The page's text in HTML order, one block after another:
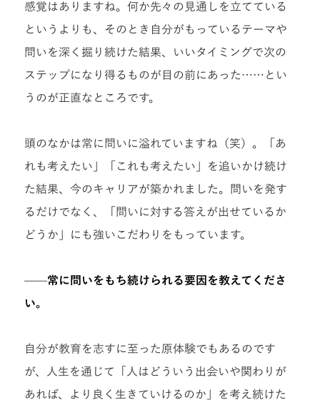
感覚はありますね。何か先々の見通しを立てている
というよりも、そのとき自分がもっているテーマや
問いを深く掘り続けた結果、いいタイミングで次の
ステップになり得るものが目の前にあった……とい
うのが正直なところです。
頭のなかは常に問いに溢れていますね（笑）。「あ
れも考えたい」「これも考えたい」を追いかけ続け
た結果、今のキャリアが築かれました。問いを発す
るだけでなく、「問いに対する答えが出せているか
どうか」にも強いこだわりをもっています。
——常に問いをもち続けられる要因を教えてくださ
い。
自分が教育を志すに至った原体験でもあるのです
が、人生を通じて「人はどういう出会いや関わりが
あれば、より良く生きていけるのか」を考え続けた